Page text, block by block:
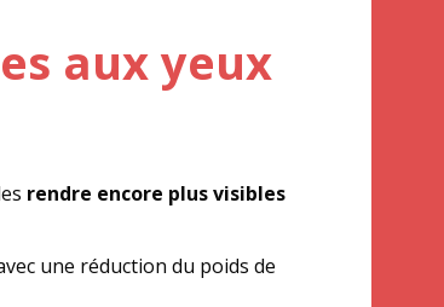
aux yeux
rendre encore plus visibles
une réduction du poids de